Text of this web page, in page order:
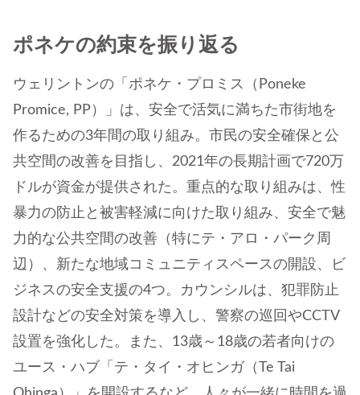
ポネケの約束を振り返る
ウェリントンの「ポネケ・プロミス（Poneke
Promice, PP）」は、安全で活気に満ちた市街地を
作るための3年間の取り組み。市民の安全確保と公
共空間の改善を目指し、2021年の長期計画で720万
ドルが資金が提供された。重点的な取り組みは、性
暴力の防止と被害軽減に向けた取り組み、安全で魅
力的な公共空間の改善（特にテ・アロ・パーク周
辺）、新たな地域コミュニティスペースの開設、ビ
ジネスの安全支援の4つ。カウンシルは、犯罪防止
設計などの安全対策を導入し、警察の巡回やCCTV
設置を強化した。また、13歳～18歳の若者向けの
ユース・ハブ「テ・タイ・オヒンガ（Te Tai